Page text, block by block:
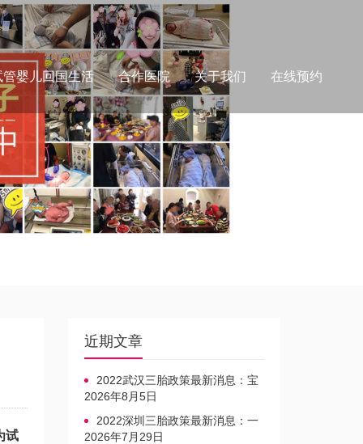
管婴儿回国生活 合作医院 关于我们 在线预约
试
近期文章
2022武汉三胎政策最新消息：宝
宝上户口不再罚款
2026年8月5日
2022深圳三胎政策最新消息：一
文读懂上户口是否罚款
2026年7月29日